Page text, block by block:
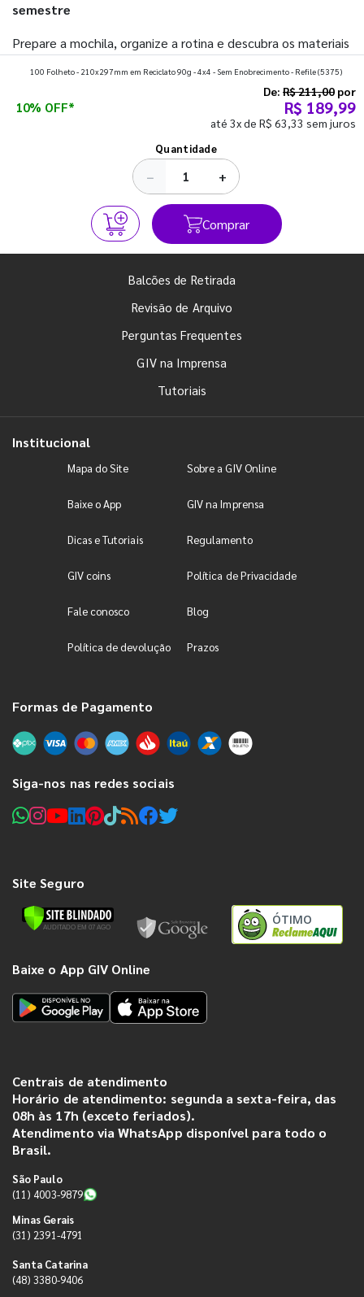
semestre
Prepare a mochila, organize a rotina e descubra os materiais
que fazem toda diferença para começar o segundo
100 Folheto - 210x297mm em Reciclato 90g - 4x4 - Sem Enobrecimento - Refile(5375)
10% OFF*
De: R$ 211,00 por
R$ 189,99
até 3x de R$ 63,33 sem juros
Quantidade
− +
Comprar
Balcões de Retirada
Revisão de Arquivo
Perguntas Frequentes
GIV na Imprensa
Tutoriais
Institucional
Mapa do Site Sobre a GIV Online
Baixe o App GIV na Imprensa
Dicas e Tutoriais Regulamento
GIV coins Política de Privacidade
Fale conosco Blog
Política de devolução Prazos
Formas de Pagamento
Siga-nos nas redes sociais
Site Seguro
ÓTIMO
Baixe o App GIV Online
Centrais de atendimento
Horário de atendimento: segunda a sexta-feira, das
08h às 17h (exceto feriados).
Atendimento via WhatsApp disponível para todo o
Brasil.
São Paulo
(11) 4003-9879
Minas Gerais
(31) 2391-4791
Santa Catarina
(48) 3380-9406